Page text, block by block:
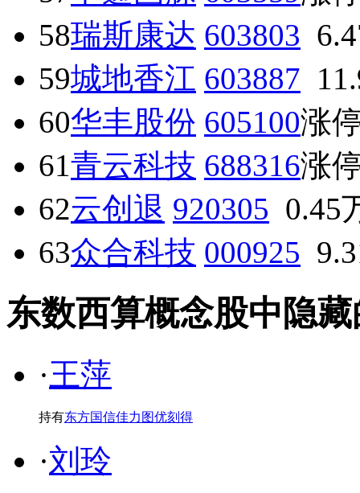
58瑞斯康达 603803
59城地香江 603887
60华丰股份 605100涨
61青云科技 688316涨
62云创退 920305 0.45
63众合科技 000925
东数西算概念股中隐藏
·王萍
持有东方国信佳力图优刻得
·刘玲